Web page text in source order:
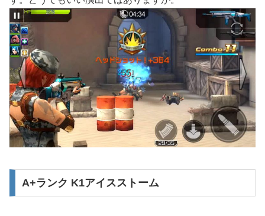
A+ランク K1アイスストーム